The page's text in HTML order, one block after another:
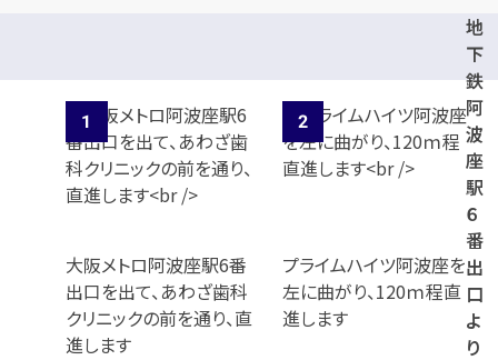
地
下
鉄
阿
波
座
駅
６
番
出
口
よ
り
大阪メトロ阿波座駅6番
出口を出て、あわざ歯科
クリニックの前を通り、直
進します
プライムハイツ阿波座を
左に曲がり、120ｍ程直
進します